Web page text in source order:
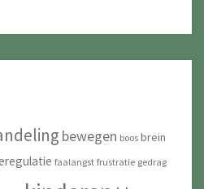
bewegen boos brein
faalangst frustratie gedrag